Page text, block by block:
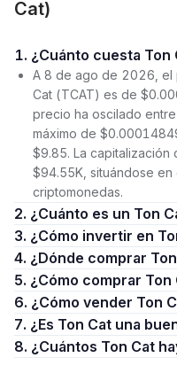
Cat)
1. ¿Cuánto cuesta
A 8 de ago de 2026, el
Cat (TCAT) es de
precio ha oscilado
máximo de
$9.85. La
$94.55K, situándose
criptomonedas.
2. ¿Cuánto es un Ton
3. ¿Cómo invertir en
4. ¿Dónde comprar
5. ¿Cómo comprar Ton
6. ¿Cómo vender Ton
7. ¿Es Ton Cat una
8. ¿Cuántos Ton Cat